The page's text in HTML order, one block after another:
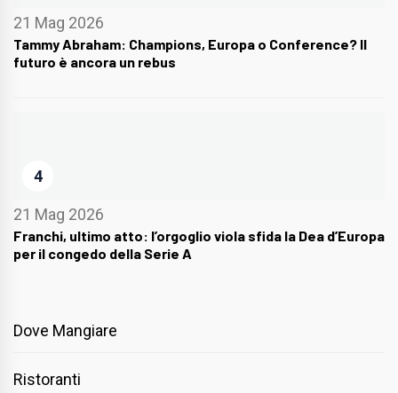
21 Mag 2026
Tammy Abraham: Champions, Europa o Conference? Il
futuro è ancora un rebus
4
21 Mag 2026
Franchi, ultimo atto: l’orgoglio viola sfida la Dea d’Europa
per il congedo della Serie A
Dove Mangiare
Ristoranti